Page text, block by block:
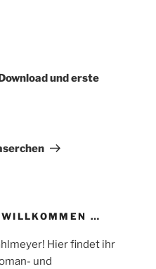
und erste
…
Hier findet ihr
und